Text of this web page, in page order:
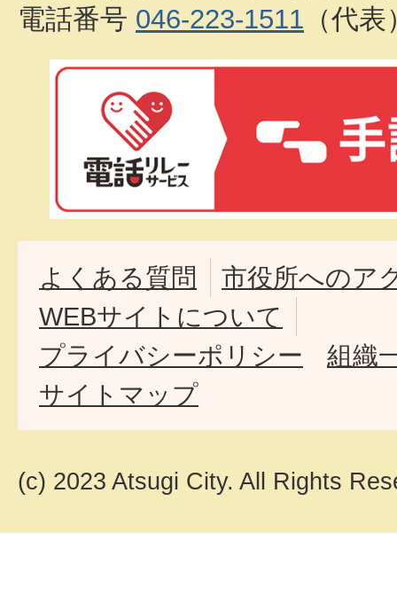
電話番号 046-223-1511 （代表
よくある質問
市役所へのア
WEBサイトについて
プライバシーポリシー
組織
サイトマップ
(c) 2023 Atsugi City. All Rights